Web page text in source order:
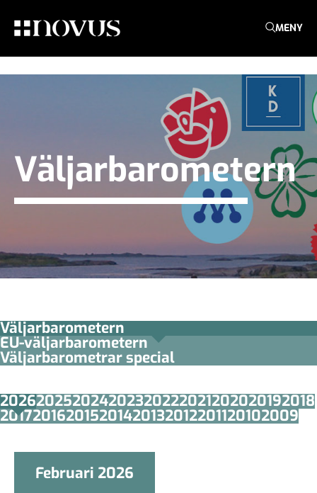
MENY
Väljarbarometern
Väljarbarometern
EU-väljarbarometern
Väljarbarometrar special
202620252024202320222021202020192018
201720162015201420132012201120102009
Februari 2026